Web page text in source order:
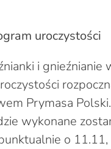
uroczystości
i
Prymasa
wykonane
o